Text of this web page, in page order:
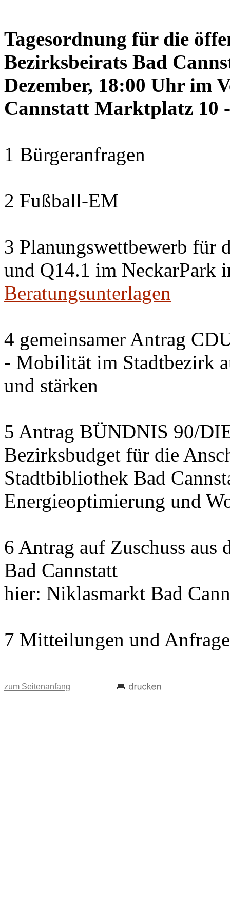
Tagesordnung für die
Bezirksbeirats Bad
Dezember, 18:00 Uhr im
Cannstatt Marktplatz 10
1 Bürgeranfragen
2 Fußball-EM
3 Planungswettbewerb für
und Q14.1 im NeckarPark
Beratungsunterlagen
4 gemeinsamer Antrag
- Mobilität im Stadtbezirk
und stärken
5 Antrag BÜNDNIS 90/
Bezirksbudget für die
Stadtbibliothek Bad
Energieoptimierung und
6 Antrag auf Zuschuss
Bad Cannstatt
hier: Niklasmarkt Bad
7 Mitteilungen und
zum Seitenanfang